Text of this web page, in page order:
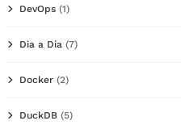
DevOps (1)
Dia a Dia (7)
Docker (2)
DuckDB (5)